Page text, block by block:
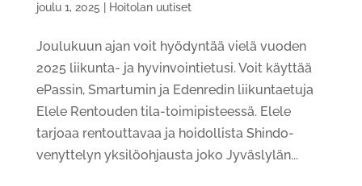
joulu 1, 2025 Hoitolan uutiset
Joulukuun ajan voit hyödyntää vielä vuoden
2025 liikunta- ja hyvinvointietusi. Voit käyttää
ePassin, Smartumin ja Edenredin liikuntaetuja
Elele Rentouden tila-toimipisteessä. Elele
tarjoaa rentouttavaa ja hoidollista Shindo-
venyttelyn yksilöohjausta joko Jyväslylän...